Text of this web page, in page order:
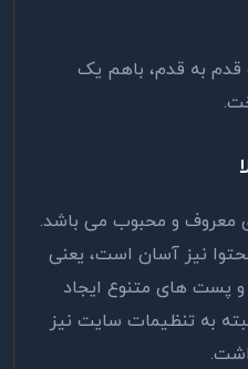
قدم به قدم، باهم یک
معروف و محبوب می باشد.
نیز آسان است، یعنی
پست های متنوع ایجاد
به تنظیمات سایت نیز